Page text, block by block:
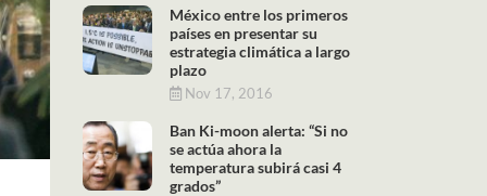
México entre los primeros
países en presentar su
estrategia climática a largo
plazo
Nov 17, 2016
Ban Ki-moon alerta: “Si no
se actúa ahora la
temperatura subirá casi 4
grados”